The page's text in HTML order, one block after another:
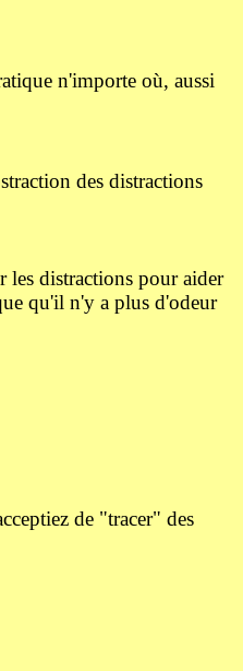
n'importe où, aussi
des distractions
les distractions pour aider
qu'il n'y a plus d'odeur
de "tracer" des